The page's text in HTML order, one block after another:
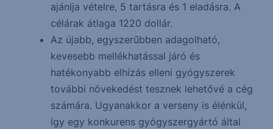
ajánlja vételre, 5 tartásra és 1 eladásra. A
célárak átlaga 1220 dollár.
Az újabb, egyszerűbben adagolható,
kevesebb mellékhatással járó és
hatékonyabb elhízás elleni gyógyszerek
további növekedést tesznek lehetővé a cég
számára. Ugyanakkor a verseny is élénkül,
így egy konkurens gyógyszergyártó által